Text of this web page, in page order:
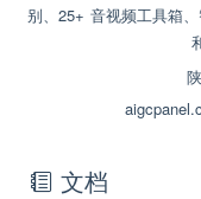
别、25+ 音视频工具箱
文档